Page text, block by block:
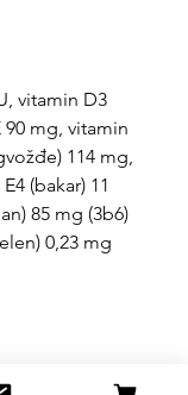
vitamin D3
90 mg, vitamin
114 mg,
(bakar) 11
85 mg (3b6)
0,23 mg